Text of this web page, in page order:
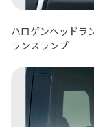
ハロゲンヘッドラ
ランスランプ